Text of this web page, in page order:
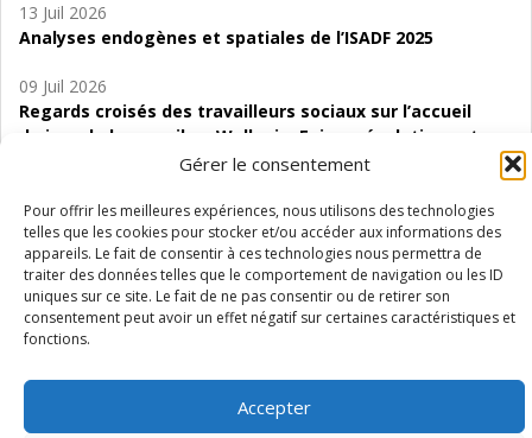
Gérer le consentement
Pour offrir les meilleures expériences, nous utilisons des technologies
telles que les cookies pour stocker et/ou accéder aux informations des
appareils. Le fait de consentir à ces technologies nous permettra de
traiter des données telles que le comportement de navigation ou les ID
uniques sur ce site. Le fait de ne pas consentir ou de retirer son
consentement peut avoir un effet négatif sur certaines caractéristiques et
fonctions.
Accepter
13 Juil 2026
Analyses endogènes et spatiales de l’ISADF 2025
09 Juil 2026
Regards croisés des travailleurs sociaux sur l’accueil
de jour de bas seuil en Wallonie. Enjeux, évolutions et
06 Juil 2026
Étude d’évaluabilité des Structures
d’accompagnement à l’autocréation d’emploi (SAACE)
01 Juil 2026
Pénurie du personnel infirmier :quels indicateurs
Wallonie ?